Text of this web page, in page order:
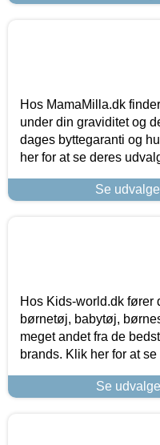
Hos MamaMilla.dk
under din graviditet og
dages byttegaranti og
her for at se deres
Se
Hos Kids-world.dk
børnetøj, babytøj,
meget andet fra de
brands. Klik her for at
Se